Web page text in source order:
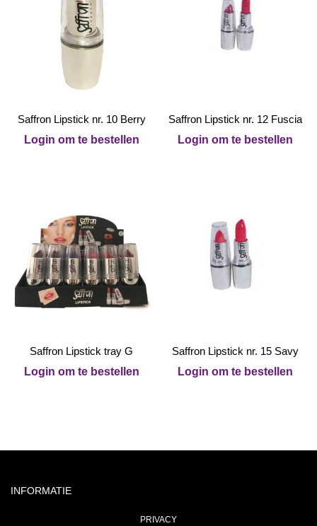
Saffron Lipstick nr. 10 Berry
Login om te bestellen
Saffron Lipstick nr. 12 Fuscia
Login om te bestellen
Saffron Lipstick tray G
Login om te bestellen
Saffron Lipstick nr. 15 Savy
Login om te bestellen
INFORMATIE
PRIVACY